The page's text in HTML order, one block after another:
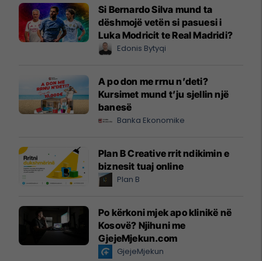
Si Bernardo Silva mund ta
dëshmojë vetën si pasuesi i
Luka Modricit te Real Madridi?
Edonis Bytyqi
A po don me rrnu n’deti?
Kursimet mund t’ju sjellin një
banesë
Banka Ekonomike
Plan B Creative rrit ndikimin e
biznesit tuaj online
Plan B
Po kërkoni mjek apo klinikë në
Kosovë? Njihuni me
GjejeMjekun.com
GjejeMjekun